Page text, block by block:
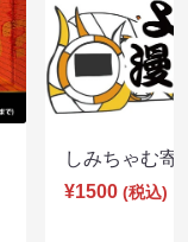
しみちゃむ
¥1500 (税込)